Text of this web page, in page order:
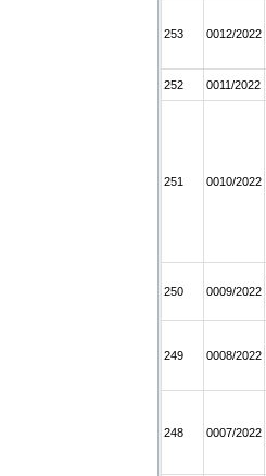
253 0012/2022
252 0011/2022
251 0010/2022
250 0009/2022
249 0008/2022
248 0007/2022